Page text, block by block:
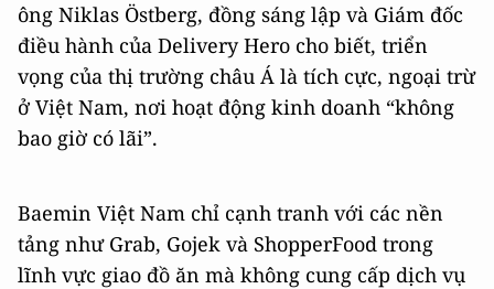
ông Niklas Östberg, đồng sáng lập và Giám đốc
điều hành của Delivery Hero cho biết, triển
vọng của thị trường châu Á là tích cực, ngoại trừ
ở Việt Nam, nơi hoạt động kinh doanh “không
bao giờ có lãi”.
Baemin Việt Nam chỉ cạnh tranh với các nền
tảng như Grab, Gojek và ShopperFood trong
lĩnh vực giao đồ ăn mà không cung cấp dịch vụ